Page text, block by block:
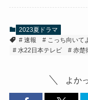
2023夏ドラマ
速報
こっち向いて
水22日本テレビ
赤楚
よか